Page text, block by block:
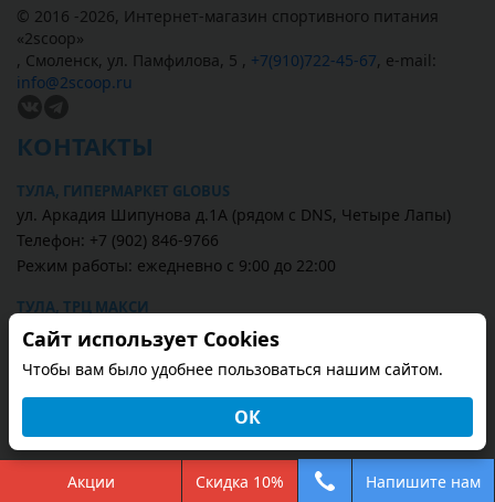
© 2016 -2026, Интернет-магазин спортивного питания
«2scoop»
, Смоленск, ул. Памфилова, 5 , +7(910)722-45-67, e-mail:
info@2scoop.ru
КОНТАКТЫ
ТУЛА, ГИПЕРМАРКЕТ GLOBUS
ул. Аркадия Шипунова д.1А (рядом с DNS, Четыре Лапы)
Телефон: +7 (902) 846-9766
Режим работы: ежедневно с 9:00 до 22:00
ТУЛА, ТРЦ МАКСИ
ул. Пролетарская, д. 2 (1 этаж, рядом магазин Перекрёсток)
Телефон: +7 (4872) 587-567
Режим работы: ежедневно с 10:00 до 21:00
Акции Скидка 10% Напишите нам
Сайт использует Cookies
Чтобы вам было удобнее пользоваться нашим сайтом.
ОК